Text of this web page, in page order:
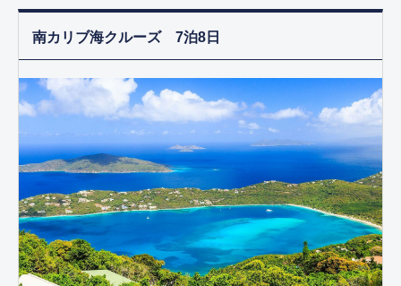
南カリブ海クルーズ 7泊8日